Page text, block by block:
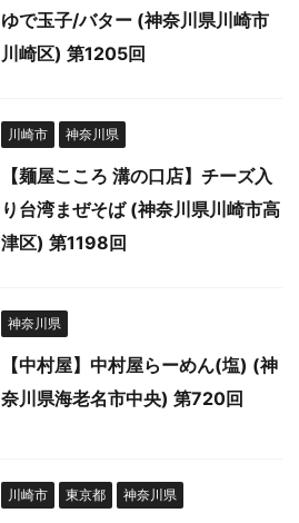
ゆで玉子/バター (神奈川県川崎市
川崎区) 第1205回
川崎市 神奈川県
【麺屋こころ 溝の口店】チーズ入
り台湾まぜそば (神奈川県川崎市高
津区) 第1198回
神奈川県
【中村屋】中村屋らーめん(塩) (神
奈川県海老名市中央) 第720回
川崎市 東京都 神奈川県